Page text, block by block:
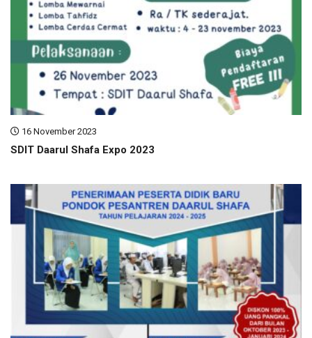
16 November 2023
SDIT Daarul Shafa Expo 2023